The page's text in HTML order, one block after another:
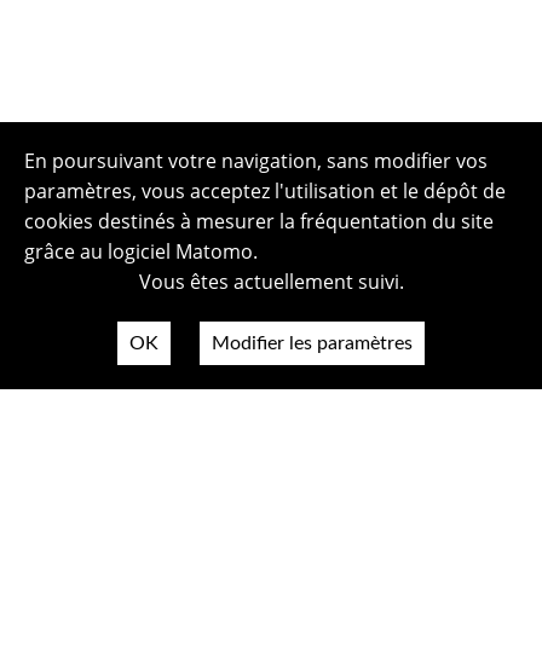
En poursuivant votre navigation, sans modifier vos
paramètres, vous acceptez l'utilisation et le dépôt de
cookies destinés à mesurer la fréquentation du site
grâce au logiciel Matomo.
Vous êtes actuellement suivi.
OK Modifier les paramètres